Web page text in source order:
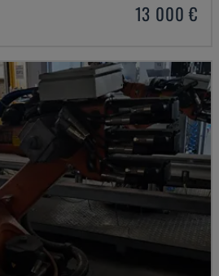
13 000 €